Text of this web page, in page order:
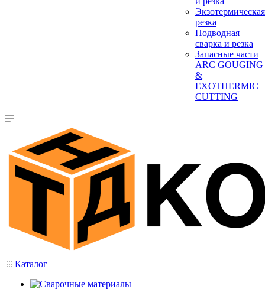
Экзотермическая
резка
Подводная
сварка и резка
Запасные части
ARC GOUGING
&
EXOTHERMIC
CUTTING
Каталог